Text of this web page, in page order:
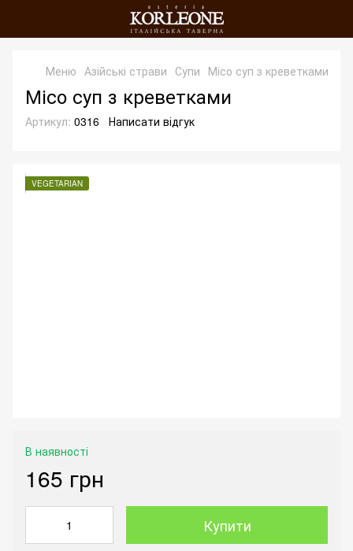
Меню Азійські страви Супи Місо суп з креветками
Місо суп з креветками
Артикул: 0316 Написати відгук
VEGETARIAN
В наявності
165 грн
Купити